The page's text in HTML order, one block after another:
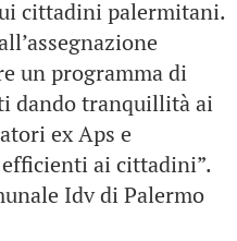
cittadini palermitani.
un programma di
dando tranquillità ai
ex Aps e
ai cittadini”.
Idv di Palermo